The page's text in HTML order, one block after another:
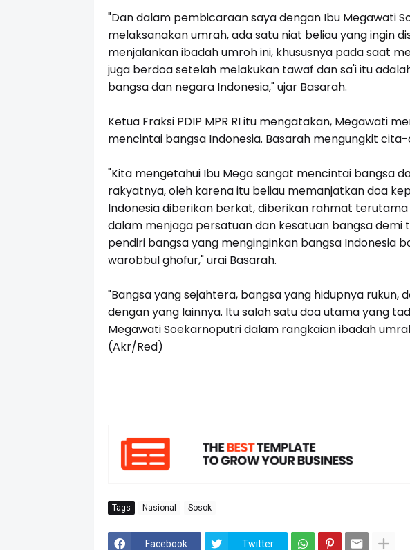
"Dan dalam pembicaraan saya dengan Ibu Megawati
melaksanakan umrah, ada satu niat beliau yang ingin
menjalankan ibadah umroh ini, khususnya pada saat
juga berdoa setelah melakukan tawaf dan sa'i itu
bangsa dan negara Indonesia," ujar Basarah.
Ketua Fraksi PDIP MPR RI itu mengatakan, Megawati
mencintai bangsa Indonesia. Basarah mengungkit
"Kita mengetahui Ibu Mega sangat mencintai bangsa
rakyatnya, oleh karena itu beliau memanjatkan doa
Indonesia diberikan berkat, diberikan rahmat
dalam menjaga persatuan dan kesatuan bangsa
pendiri bangsa yang menginginkan bangsa Indonesia
warobbul ghofur," urai Basarah.
"Bangsa yang sejahtera, bangsa yang hidupnya rukun,
dengan yang lainnya. Itu salah satu doa utama yang
Megawati Soekarnoputri dalam rangkaian ibadah
(Akr/Red)
Tags Nasional Sosok
Facebook Twitter